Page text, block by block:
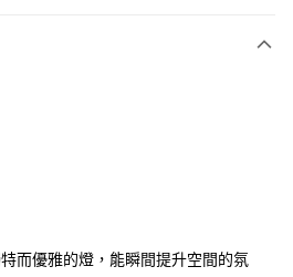
而優雅的燈，能瞬間提升空間的氛